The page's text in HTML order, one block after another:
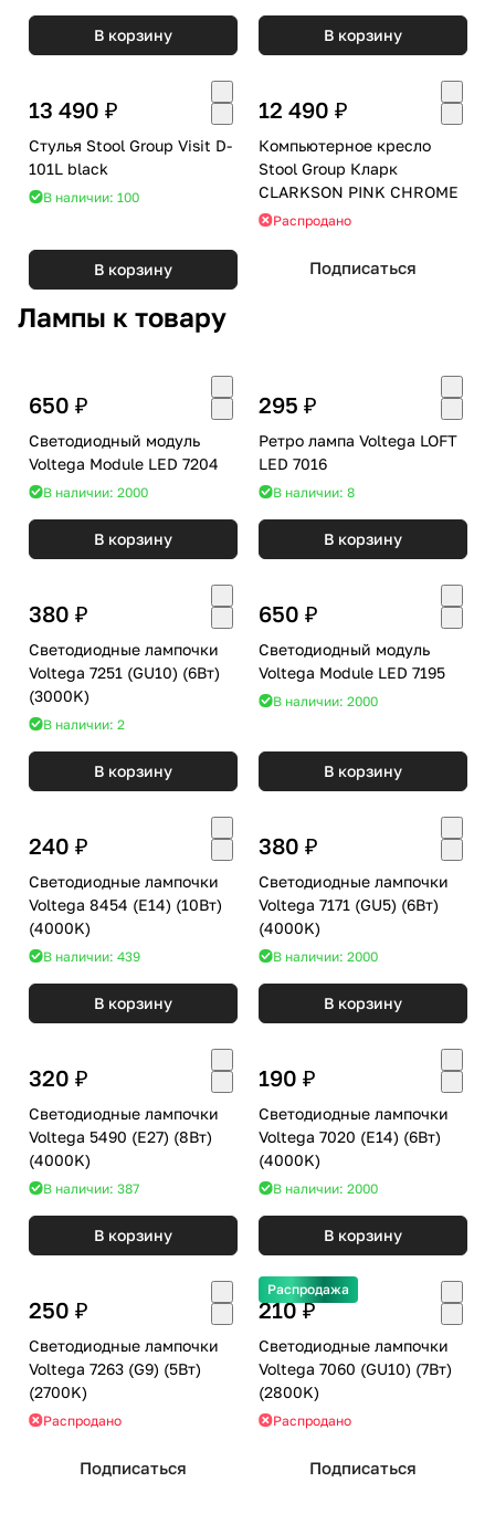
В корзину В корзину
13 490 ₽
Стулья Stool Group Visit D-
101L black
В наличии: 100
В корзину
12 490 ₽
Компьютерное кресло
Stool Group Кларк
CLARKSON PINK CHROME
Распродано
Подписаться
Лампы к товару
650 ₽
Светодиодный модуль
Voltega Module LED 7204
В наличии: 2000
В корзину
295 ₽
Ретро лампа Voltega LOFT
LED 7016
В наличии: 8
В корзину
380 ₽
Светодиодные лампочки
Voltega 7251 (GU10) (6Вт)
(3000K)
В наличии: 2
В корзину
650 ₽
Светодиодный модуль
Voltega Module LED 7195
В наличии: 2000
В корзину
240 ₽
Светодиодные лампочки
Voltega 8454 (E14) (10Вт)
(4000K)
В наличии: 439
В корзину
380 ₽
Светодиодные лампочки
Voltega 7171 (GU5) (6Вт)
(4000K)
В наличии: 2000
В корзину
320 ₽
Светодиодные лампочки
Voltega 5490 (E27) (8Вт)
(4000K)
В наличии: 387
В корзину
190 ₽
Светодиодные лампочки
Voltega 7020 (E14) (6Вт)
(4000K)
В наличии: 2000
В корзину
250 ₽
Светодиодные лампочки
Voltega 7263 (G9) (5Вт)
(2700K)
Распродано
Подписаться
Распродажа
210 ₽
Светодиодные лампочки
Voltega 7060 (GU10) (7Вт)
(2800K)
Распродано
Подписаться